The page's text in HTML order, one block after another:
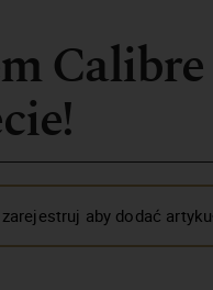
Calibre
aby dodać